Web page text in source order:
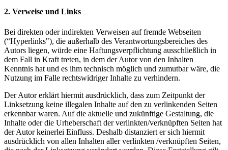
2. Verweise und Links
Bei direkten oder indirekten Verweisen auf fremde Webseiten
(“Hyperlinks"), die außerhalb des Verantwortungsbereiches des
Autors liegen, würde eine Haftungsverpflichtung ausschließlich in
dem Fall in Kraft treten, in dem der Autor von den Inhalten
Kenntnis hat und es ihm technisch möglich und zumutbar wäre, die
Nutzung im Falle rechtswidriger Inhalte zu verhindern.
Der Autor erklärt hiermit ausdrücklich, dass zum Zeitpunkt der
Linksetzung keine illegalen Inhalte auf den zu verlinkenden Seiten
erkennbar waren. Auf die aktuelle und zukünftige Gestaltung, die
Inhalte oder die Urheberschaft der verlinkten/verknüpften Seiten hat
der Autor keinerlei Einfluss. Deshalb distanziert er sich hiermit
ausdrücklich von allen Inhalten aller verlinkten /verknüpften Seiten,